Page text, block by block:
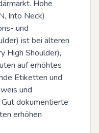
Hohe
Into Neck)
und
ist bei älteren
High Shoulder),
auf erhöhtes
Etiketten und
und
dokumentierte
erhöhen